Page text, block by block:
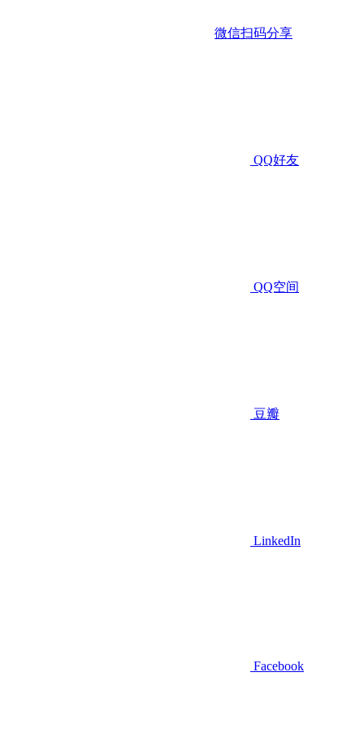
微信扫码分享
QQ好友
QQ空间
豆瓣
LinkedIn
Facebook